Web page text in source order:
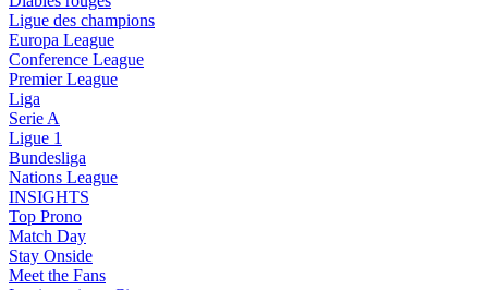
Ligue des champions
Europa League
Conference League
Premier League
Liga
Serie A
Ligue 1
Bundesliga
Nations League
INSIGHTS
Top Prono
Match Day
Stay Onside
Meet the Fans